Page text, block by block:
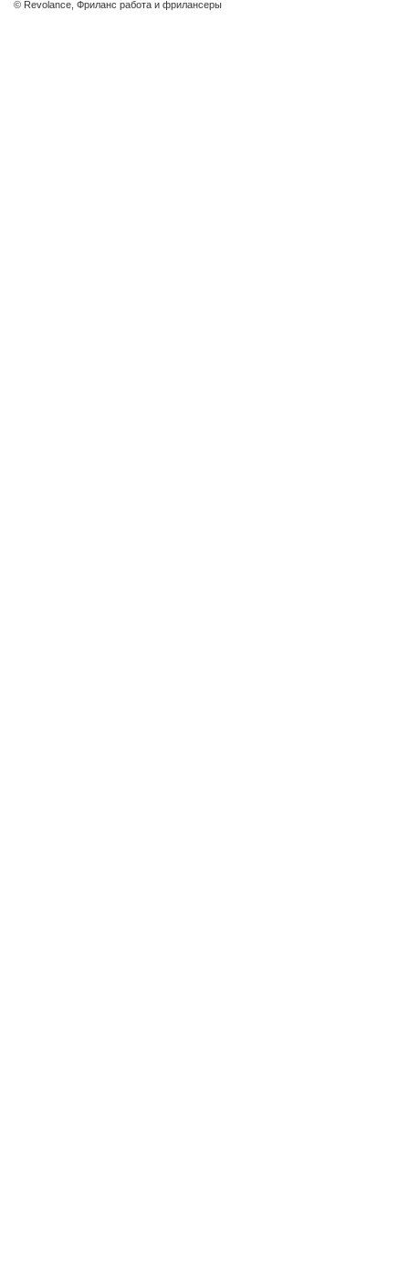
© Revolance, Фриланс работа и фрилансеры